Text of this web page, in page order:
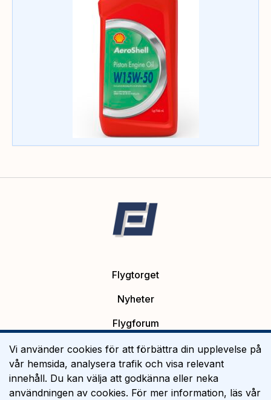
Flygtorget
Nyheter
Flygforum
Platsannonser
Flygutbildning
Om Flygtorget
Vi använder cookies för att förbättra din upplevelse på
vår hemsida, analysera trafik och visa relevant
innehåll. Du kan välja att godkänna eller neka
användningen av cookies. För mer information, läs vår